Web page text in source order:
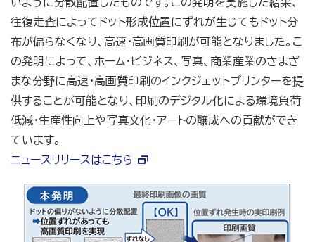
往復走査によってドット形成位置にずれが生じてもドット分
布が偏らなくなり、高速・高画質印刷が可能となりました。こ
の発明によって、ホーム・ビジネス、写真、商業産業のさまざ
まな分野に高速・高画質印刷のインクジェットプリンターを提
供することが可能となり、印刷のデジタル化による環境負荷
低減・生産性向上や写真文化・アートの醸成への貢献ができ
ています。
ニュースリリースはこちら